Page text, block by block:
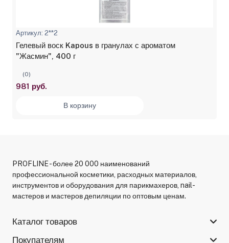
Артикул: 2**2
Гелевый воск Kapous в гранулах с ароматом
"Жасмин", 400 г
(0)
981 руб.
В корзину
PROFLINE - более 20 000 наименований
профессиональной косметики, расходных материалов,
инструментов и оборудования для парикмахеров, nail-
мастеров и мастеров депиляции по оптовым ценам.
Каталог товаров
Покупателям